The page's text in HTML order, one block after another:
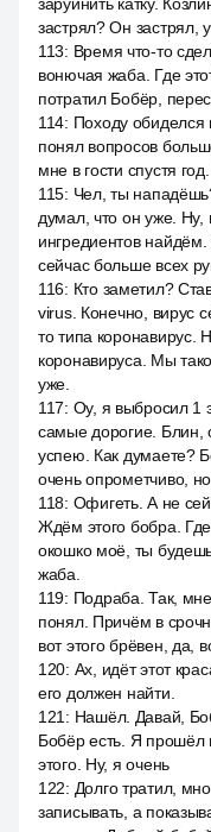
застрял? Он застрял,
113: Время что-то
вонючая жаба. Где
потратил Бобёр,
114: Походу обиделся
понял вопросов
мне в гости спустя
115: Чел, ты
думал, что он уже.
ингредиентов
сейчас больше всех
116: Кто заметил?
virus. Конечно, вирус
то типа коронавирус.
коронавируса. Мы
уже.
117: Оу, я выбросил 1
самые дорогие. Блин,
успею. Как думаете?
очень опрометчиво,
118: Офигеть. А не
Ждём этого бобра.
окошко моё, ты
жаба.
119: Подраба. Так, мне
понял. Причём в
вот этого брёвен, да,
120: Ах, идёт этот
его должен найти.
121 : Нашёл. Давай,
Бобёр есть. Я прошёл
этого. Ну, я очень
122: Долго тратил,
записывать, а